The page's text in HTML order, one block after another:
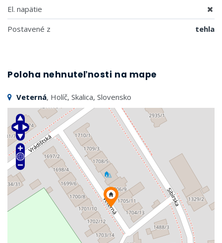
El. napätie
Postavené z
tehla
Poloha nehnuteľnosti na mape
Veterná, Holíč, Skalica, Slovensko